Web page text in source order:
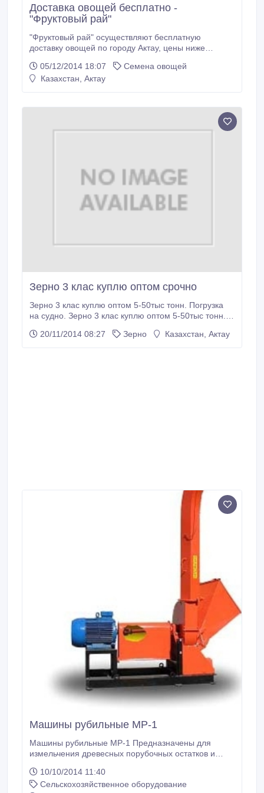
Доставка овощей бесплатно -
"Фруктовый рай"
"Фруктовый рай" осуществляют бесплатную
доставку овощей по городу Актау, цены ниже
кулинариями, столовыми и предприятиями в
различных отраслях, качество овощей хорошое
05/12/2014 18:07
Семена овощей
Казахстан, Актау
Зерно 3 клас куплю оптом срочно
Зерно 3 клас куплю оптом 5-50тыс тонн. Погрузка
на судно. Зерно 3 клас куплю оптом 5-50тыс тонн.
50тыс тонн. Погрузка на судно. Зерно 3 клас куплю
20/11/2014 08:27 Зерно Казахстан, Актау
Машины рубильные МР-1
Машины рубильные МР-1 Предназначены для
измельчения древесных порубочных остатков и
на их вывоз и утилизацию, а также могут быть
использованы для получения щепы. Толщина
10/10/2014 11:40
Сельскохозяйственное оборудование